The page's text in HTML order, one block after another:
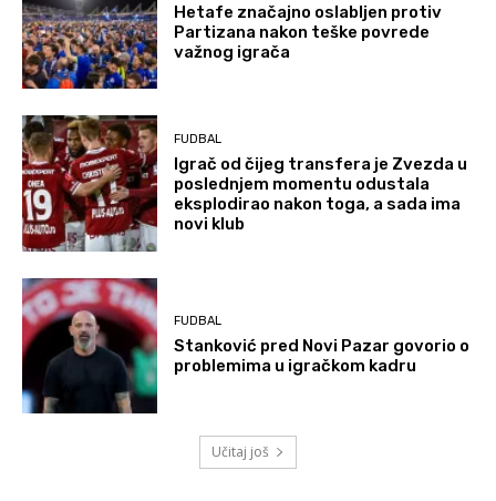
Hetafe značajno oslabljen protiv
Partizana nakon teške povrede
važnog igrača
FUDBAL
Igrač od čijeg transfera je Zvezda u
poslednjem momentu odustala
eksplodirao nakon toga, a sada ima
novi klub
FUDBAL
Stanković pred Novi Pazar govorio o
problemima u igračkom kadru
Učitaj još